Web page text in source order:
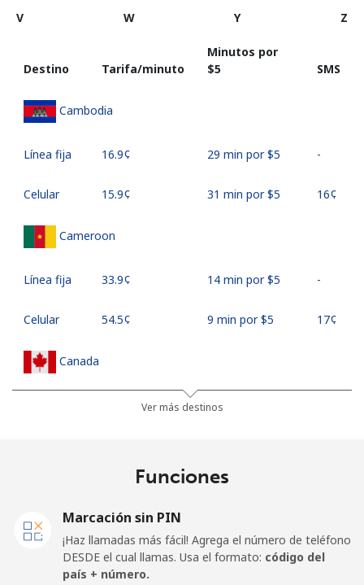
V
W Y Z
Destino Tarifa/minuto
Minutos por
⁦$5⁩
SMS
Cambodia
Línea fija ⁦16.9¢⁩ 29 min por ⁦$5⁩ -
Celular ⁦15.9¢⁩ 31 min por ⁦$5⁩ ⁦16¢⁩
Cameroon
Línea fija ⁦33.9¢⁩ 14 min por ⁦$5⁩ -
Celular ⁦54.5¢⁩ 9 min por ⁦$5⁩ ⁦17¢⁩
Canada
333 min por ⁦$5⁩
⁦39.5¢⁩ 12 min por ⁦$5⁩ ⁦16¢⁩
Ver más destinos
Funciones
Marcación sin PIN
¡Haz llamadas más fácil! Agrega el número de teléfono
DESDE el cual llamas. Usa el formato: código del
país + número.